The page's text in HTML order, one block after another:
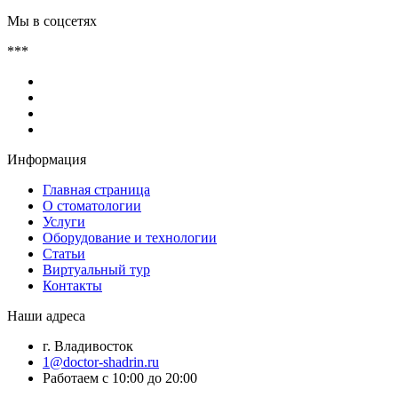
Мы в соцсетях
***
Информация
Главная страница
О стоматологии
Услуги
Оборудование и технологии
Статьи
Виртуальный тур
Контакты
Наши адреса
г. Владивосток
1@doctor-shadrin.ru
Работаем с 10:00 до 20:00